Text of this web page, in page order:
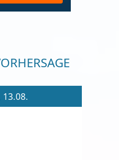
13.08.